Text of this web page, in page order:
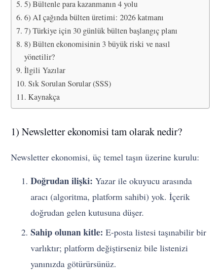
5) Bültenle para kazanmanın 4 yolu
6) AI çağında bülten üretimi: 2026 katmanı
7) Türkiye için 30 günlük bülten başlangıç planı
8) Bülten ekonomisinin 3 büyük riski ve nasıl
yönetilir?
İlgili Yazılar
Sık Sorulan Sorular (SSS)
Kaynakça
1) Newsletter ekonomisi tam olarak nedir?
Newsletter ekonomisi, üç temel taşın üzerine kurulu:
Doğrudan ilişki: Yazar ile okuyucu arasında
aracı (algoritma, platform sahibi) yok. İçerik
doğrudan gelen kutusuna düşer.
Sahip olunan kitle: E-posta listesi taşınabilir bir
varlıktır; platform değiştirseniz bile listenizi
yanınızda götürürsünüz.